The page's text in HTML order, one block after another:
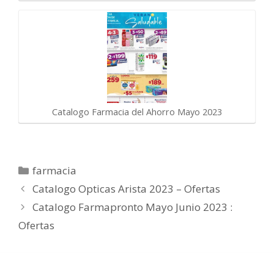
Catalogo Farmacia del Ahorro Mayo 2023
Categorías
farmacia
Catalogo Opticas Arista 2023 – Ofertas
Catalogo Farmapronto Mayo Junio 2023 :
Ofertas